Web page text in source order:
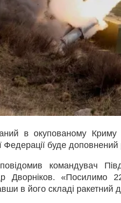
в окупованому
Федерації буде доповнений
командувач
Дворніков. «Посилимо
в його складі ракетний